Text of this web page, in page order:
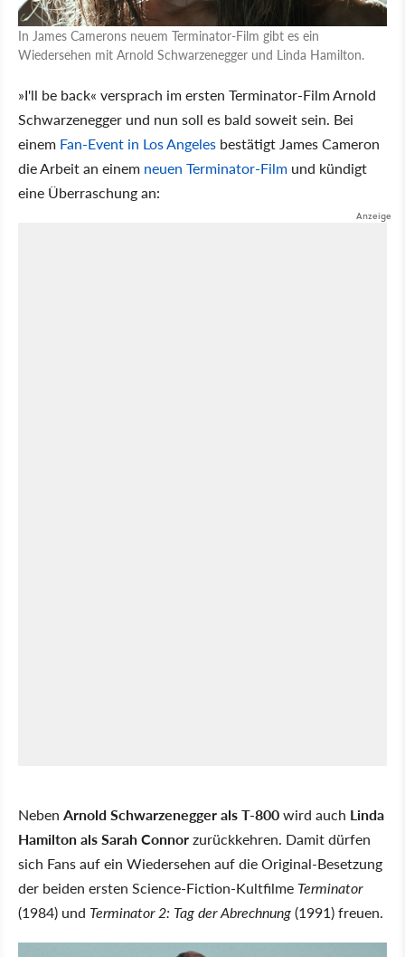
In James Camerons neuem Terminator-Film gibt es ein
Wiedersehen mit Arnold Schwarzenegger und Linda Hamilton.
»I'll be back« versprach im ersten Terminator-Film Arnold
Schwarzenegger und nun soll es bald soweit sein. Bei
einem Fan-Event in Los Angeles bestätigt James Cameron
die Arbeit an einem neuen Terminator-Film und kündigt
eine Überraschung an:
Neben Arnold Schwarzenegger als T-800wird auch Linda
Hamilton als Sarah Connorzurückkehren. Damit dürfen
sich Fans auf ein Wiedersehen auf die Original-Besetzung
der beiden ersten Science-Fiction-Kultfilme Terminator
(1984) und Terminator 2: Tag der Abrechnung(1991) freuen.